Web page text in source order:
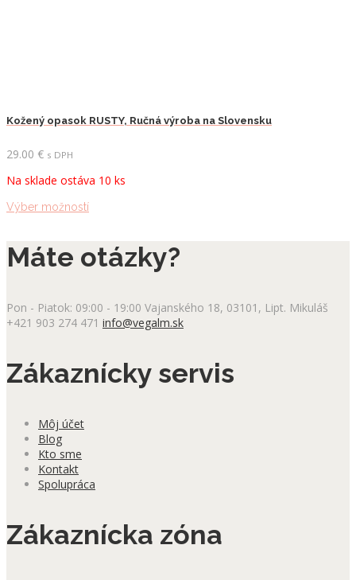
Kožený opasok RUSTY, Ručná výroba na Slovensku
29.00 € s DPH
Na sklade ostáva 10 ks
Výber možnostíTento
viacero
variantov.
môžete
vybrať
produktu.
Máte otázky?
Pon - Piatok: 09:00 - 19:00 Vajanského 18, 03101, Lipt. Mikuláš
+421 903 274 471 info@vegalm.sk
Zákaznícky servis
Môj účet
Blog
Kto sme
Kontakt
Spolupráca
Zákaznícka zóna